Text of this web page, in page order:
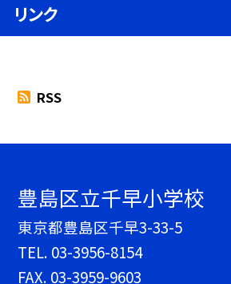
リンク
RSS
豊島区立千早小学校
東京都豊島区千早3-33-5
TEL. 03-3956-8154
FAX. 03-3959-9603